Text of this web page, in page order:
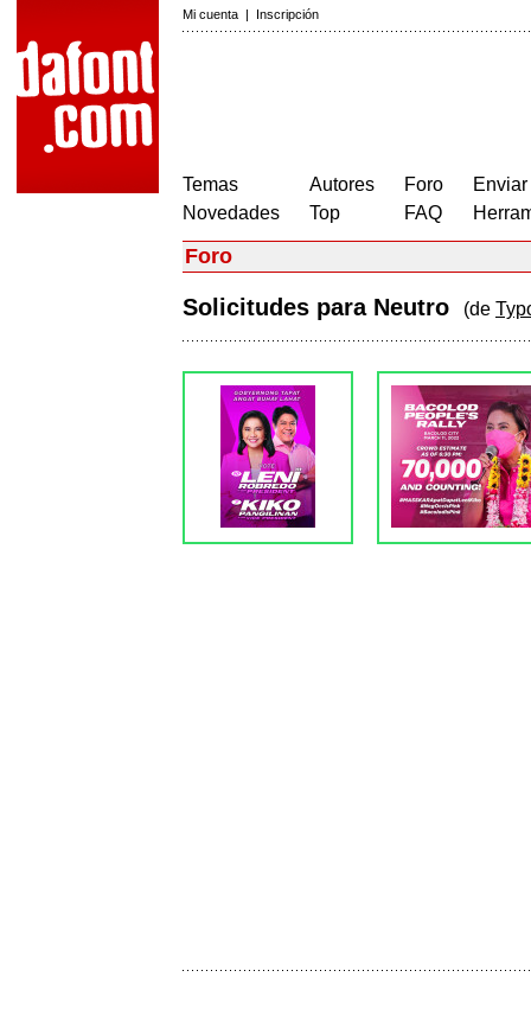
Mi cuenta | Inscripción
Temas
Novedades
Autores
Top
Foro
FAQ
Foro
Solicitudes para Neutro (de